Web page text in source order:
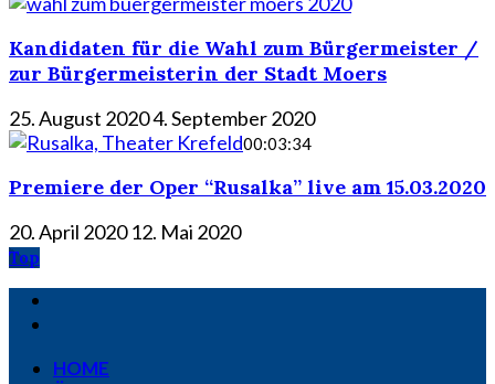
Kandidaten für die Wahl zum Bürgermeister /
zur Bürgermeisterin der Stadt Moers
25. August 20204. September 2020
00:03:34
Premiere der Oper “Rusalka” live am 15.03.2020
20. April 2020 12. Mai 2020
Top
HOME